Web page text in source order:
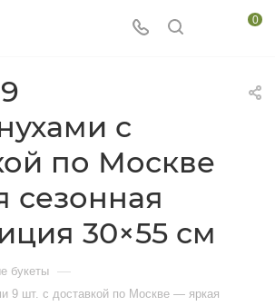
0
с
по Москве
сезонная
30×55 см
букеты —
9 шт. с доставкой по Москве — яркая